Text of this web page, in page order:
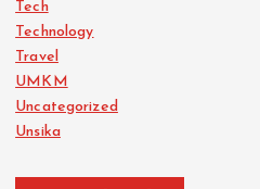
Tech
Technology
Travel
UMKM
Uncategorized
Unsika